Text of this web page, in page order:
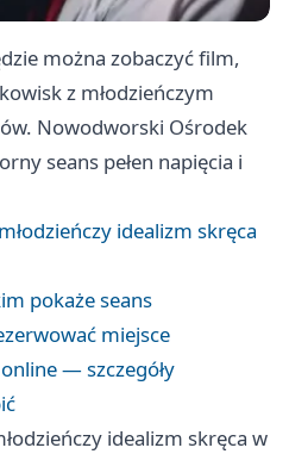
można zobaczyć film,
z młodzieńczym
Nowodworski Ośrodek
seans pełen napięcia i
idealizm skręca
pokaże seans
miejsce
— szczegóły
idealizm skręca w